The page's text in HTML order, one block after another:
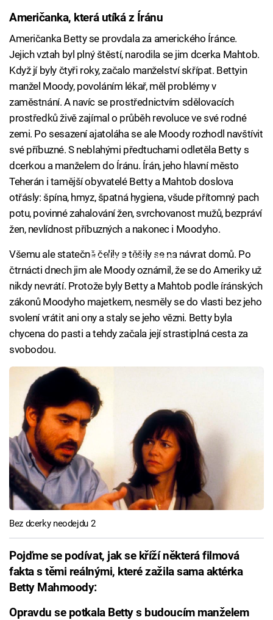
Američanka, která utíká z Íránu
Američanka Betty se provdala za amerického Íránce.
Jejich vztah byl plný štěstí, narodila se jim dcerka Mahtob.
Když jí byly čtyři roky, začalo manželství skřípat. Bettyin
manžel Moody, povoláním lékař, měl problémy v
zaměstnání. A navíc se prostřednictvím sdělovacích
prostředků živě zajímal o průběh revoluce ve své rodné
zemi. Po sesazení ajatoláha se ale Moody rozhodl navštívit
své příbuzné. S neblahými předtuchami odletěla Betty s
dcerkou a manželem do Íránu. Írán, jeho hlavní město
Teherán i tamější obyvatelé Betty a Mahtob doslova
otřásly: špína, hmyz, špatná hygiena, všude přítomný pach
potu, povinné zahalování žen, svrchovanost mužů, bezpráví
žen, nevlídnost příbuzných a nakonec i Moodyho.
Failed to fetch
Všemu ale statečně čelily a těšily se na návrat domů. Po
čtrnácti dnech jim ale Moody oznámil, že se do Ameriky už
nikdy nevrátí. Protože byly Betty a Mahtob podle íránských
zákonů Moodyho majetkem, nesměly se do vlasti bez jeho
svolení vrátit ani ony a staly se jeho vězni. Betty byla
chycena do pasti a tehdy začala její strastiplná cesta za
svobodou.
Bez dcerky neodejdu 2
Pojďme se podívat, jak se kříží některá filmová
fakta s těmi reálnými, které zažila sama aktérka
Betty Mahmoody:
Opravdu se potkala Betty s budoucím manželem